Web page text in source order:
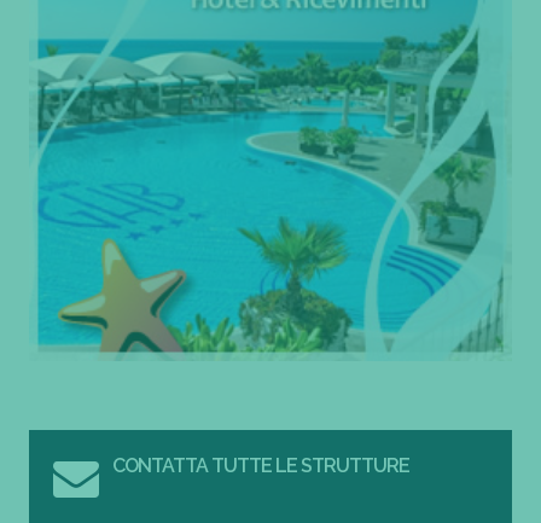
CONTATTA TUTTE LE STRUTTURE